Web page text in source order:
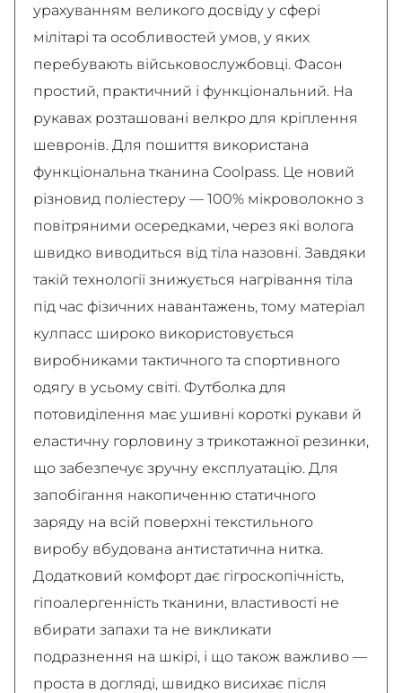
урахуванням великого досвіду у сфері
мілітарі та особливостей умов, у яких
перебувають військовослужбовці. Фасон
простий, практичний і функціональний. На
рукавах розташовані велкро для кріплення
шевронів. Для пошиття використана
функціональна тканина Coolpass. Це новий
різновид поліестеру — 100% мікроволокно з
повітряними осередками, через які волога
швидко виводиться від тіла назовні. Завдяки
такій технології знижується нагрівання тіла
під час фізичних навантажень, тому матеріал
кулпасс широко використовується
виробниками тактичного та спортивного
одягу в усьому світі. Футболка для
потовиділення має ушивні короткі рукави й
еластичну горловину з трикотажної резинки,
що забезпечує зручну експлуатацію. Для
запобігання накопиченню статичного
заряду на всій поверхні текстильного
виробу вбудована антистатична нитка.
Додатковий комфорт дає гігроскопічність,
гіпоалергенність тканини, властивості не
вбирати запахи та не викликати
подразнення на шкірі, і що також важливо —
проста в догляді, швидко висихає після